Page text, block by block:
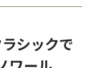
シックで